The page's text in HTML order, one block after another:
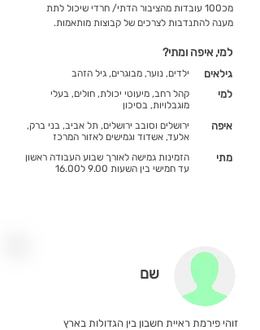
מכ100 עובדות מהציבור הדתי/ חרדי שיכול לתת
מענה להתנדבות לצרכים של קבוצות מותאמות.
למי, איפה ומתי?
ילדים, נוער, מבוגרים, גיל הזהב גילאים
קהל רחב, מיעוטי יכולת, חולים, בעלי
מוגבלויות, בסיכון
למי
ירושלים וסובב ירושלים, תל אביב, בני ברק,
אלעד, אשדוד וגמישים לאזור המרכז
איפה
הזמינות גמישה לאורך שבוע העבודה ראשון
עד חמישי בין השעות 9.00 ל16.00
מתי
שם
זוהי פירמת ראיית חשבון בין הגדולות בארץ